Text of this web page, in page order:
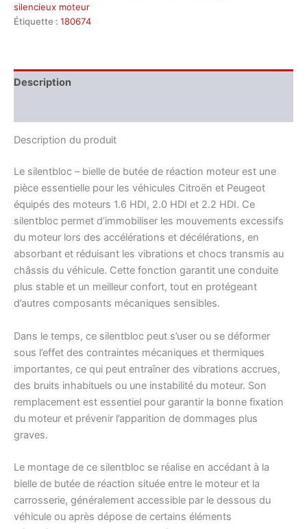
réaction
pour
180674
silencieux moteur
Étiquette : 180674
Description
Description du produit
Le silentbloc – bielle de butée de réaction moteur est une
pièce essentielle pour les véhicules Citroën et Peugeot
équipés des moteurs 1.6 HDI, 2.0 HDI et 2.2 HDI. Ce
silentbloc permet d’immobiliser les mouvements excessifs
du moteur lors des accélérations et décélérations, en
absorbant et réduisant les vibrations et chocs transmis au
châssis du véhicule. Cette fonction garantit une conduite
plus stable et un meilleur confort, tout en protégeant
d’autres composants mécaniques sensibles.
Dans le temps, ce silentbloc peut s’user ou se déformer
sous l’effet des contraintes mécaniques et thermiques
importantes, ce qui peut entraîner des vibrations accrues,
des bruits inhabituels ou une instabilité du moteur. Son
remplacement est essentiel pour garantir la bonne fixation
du moteur et prévenir l’apparition de dommages plus
graves.
Le montage de ce silentbloc se réalise en accédant à la
bielle de butée de réaction située entre le moteur et la
carrosserie, généralement accessible par le dessous du
véhicule ou après dépose de certains éléments